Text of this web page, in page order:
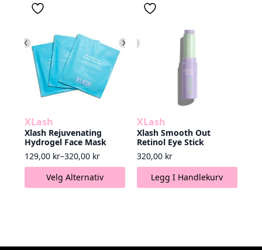
XLash
Xlash Rejuvenating
Hydrogel Face Mask
129,00 kr–320,00 kr
Prisområde: 129,00 kr til 320,00 kr
Velg Alternativ
Dette
produktet
XLash
Xlash Smooth Out
Retinol Eye Stick
320,00 kr
Legg I Handlekurv